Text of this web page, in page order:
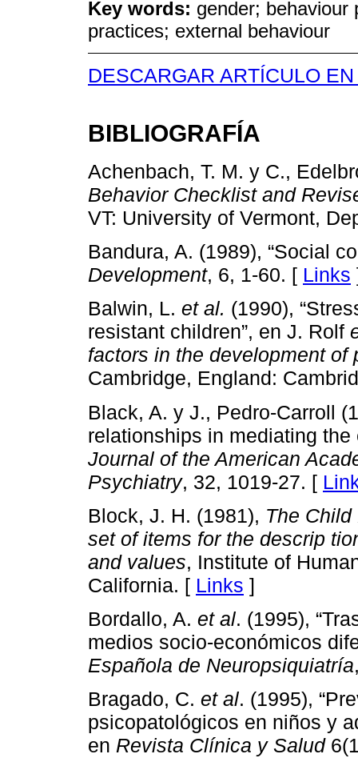
Key words: gender; behaviour
practices; external behaviour
DESCARGAR ARTÍCULO
BIBLIOGRAFÍA
Achenbach, T. M. y C.,
Behavior Checklist and
VT: University of Vermont,
Bandura, A. (1989), “Social
Development, 6, 1-60. [ Links
Balwin, L. et al. (1990),
resistant children”, en J. Rolf
factors in the development of
Cambridge, England:
Black, A. y J., Pedro-Carroll
relationships in mediating
Journal of the American
Psychiatry, 32, 1019-27. [
Block, J. H. (1981), The
set of items for the descrip
and values, Institute of
California. [ Links ]
Bordallo, A. et al. (1995),
medios socio-económicos
Española de Neuropsiquiatría
Bragado, C. et al. (1995),
psicopatológicos en niños y
en Revista Clínica y Salud